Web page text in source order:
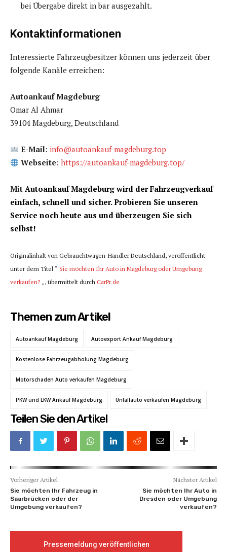
bei Übergabe direkt in bar ausgezahlt.
Kontaktinformationen
Interessierte Fahrzeugbesitzer können uns jederzeit über
folgende Kanäle erreichen:
Autoankauf Magdeburg
Omar Al Ahmar
39104 Magdeburg, Deutschland
E-Mail: info@autoankauf-magdeburg.top
Webseite:https://autoankauf-magdeburg.top/
Mit Autoankauf Magdeburg wird der Fahrzeugverkauf
einfach, schnell und sicher. Probieren Sie unseren
Service noch heute aus und überzeugen Sie sich
selbst!
Originalinhalt von Gebrauchtwagen-Händler Deutschland, veröffentlicht
unter dem Titel “ Sie möchten Ihr Auto in Magdeburg oder Umgebung
verkaufen? „, übermittelt durch CarPr.de
Themen zum Artikel
Autoankauf Magdeburg Autoexport Ankauf Magdeburg
Kostenlose Fahrzeugabholung Magdeburg
Motorschaden Auto verkaufen Magdeburg
PKW und LKW Ankauf Magdeburg Unfallauto verkaufen Magdeburg
Teilen Sie den Artikel
Vorheriger Artikel
Sie möchten Ihr Fahrzeug in
Saarbrücken oder der
Umgebung verkaufen?
Nächster Artikel
Sie möchten Ihr Auto in
Dresden oder Umgebung
verkaufen?
Pressemeldung veröffentlichen